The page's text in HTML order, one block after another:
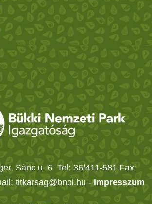
Sánc u. 6. Tel: 36/411-581 Fax:
titkarsag@bnpi.hu - Impresszum